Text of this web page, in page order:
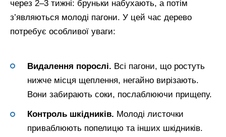
через 2–3 тижні: бруньки набухають, а потім
з’являються молоді пагони. У цей час дерево
потребує особливої уваги:
Видалення порослі. Всі пагони, що ростуть
нижче місця щеплення, негайно вирізають.
Вони забирають соки, послаблюючи прищепу.
Контроль шкідників. Молоді листочки
приваблюють попелицю та інших шкідників.